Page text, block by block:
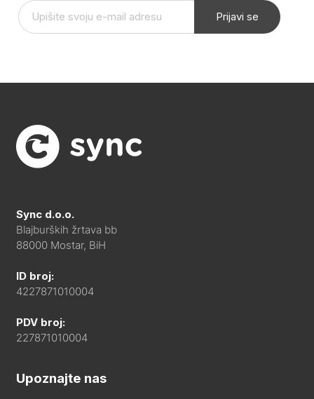
Prijavi se
Sync d.o.o.
Blajburških žrtava bb
88000 Mostar, BiH
ID broj:
4227871010004
PDV broj:
227871010004
Upoznajte nas